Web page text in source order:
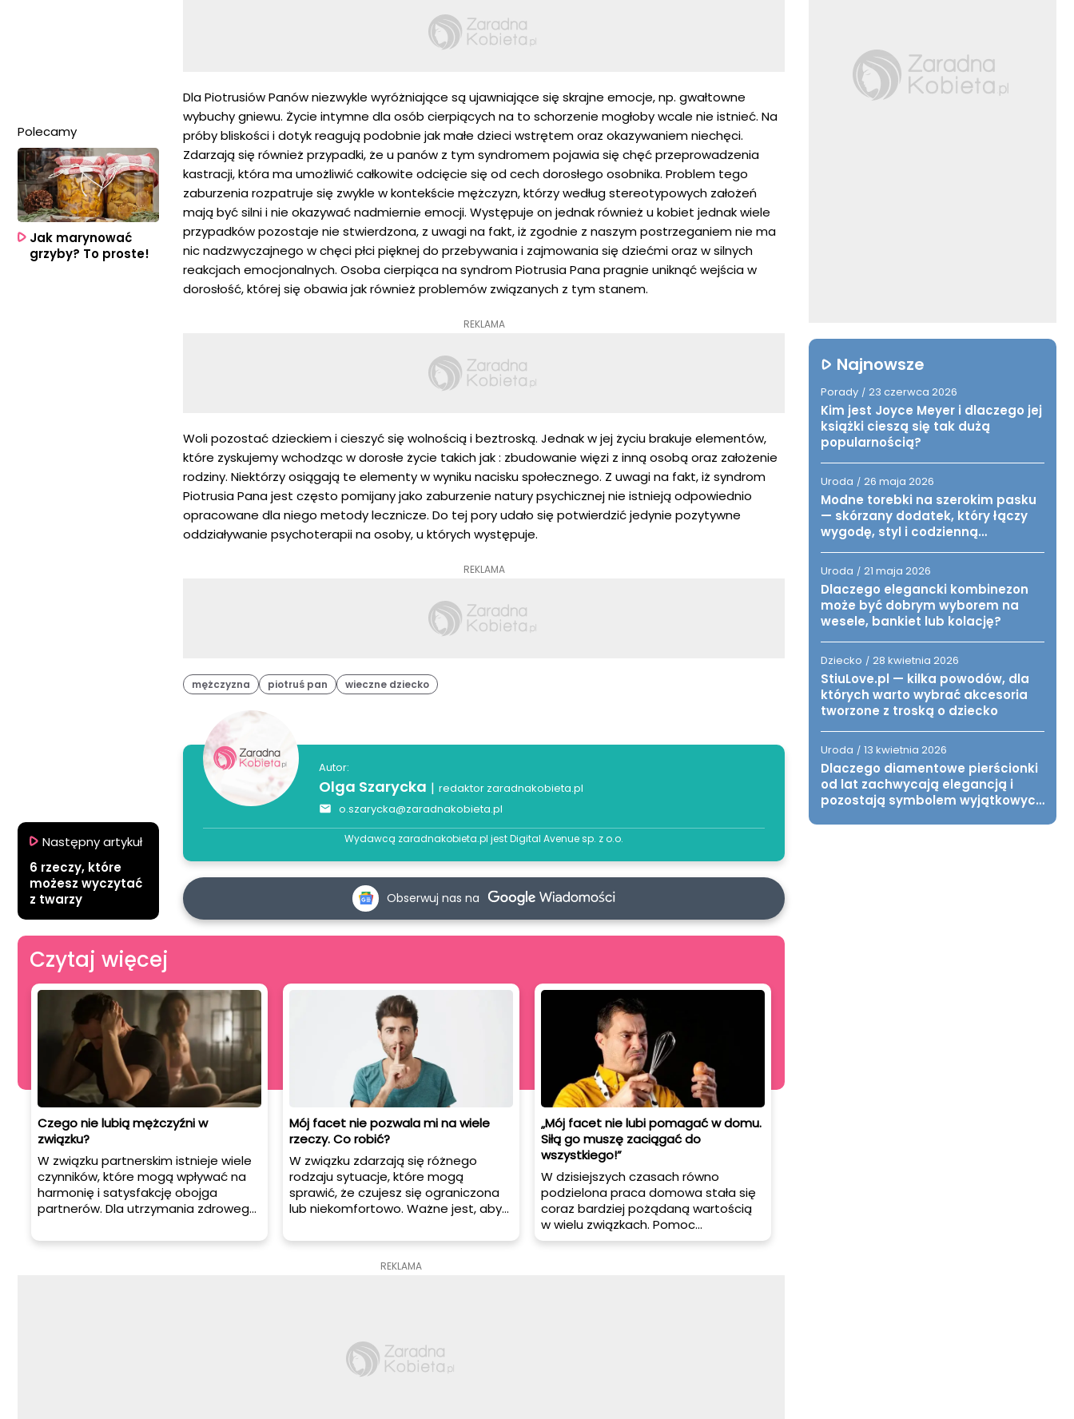
Dla Piotrusiów Panów niezwykle wyróżniające są ujawniające się skrajne emocje, np. gwałtowne
wybuchy gniewu. Życie intymne dla osób cierpiących na to schorzenie mogłoby wcale nie istnieć. Na
próby bliskości i dotyk reagują podobnie jak małe dzieci wstrętem oraz okazywaniem niechęci.
Zdarzają się również przypadki, że u panów z tym syndromem pojawia się chęć przeprowadzenia
kastracji, która ma umożliwić całkowite odcięcie się od cech dorosłego osobnika. Problem tego
zaburzenia rozpatruje się zwykle w kontekście mężczyzn, którzy według stereotypowych założeń
mają być silni i nie okazywać nadmiernie emocji. Występuje on jednak również u kobiet jednak wiele
przypadków pozostaje nie stwierdzona, z uwagi na fakt, iż zgodnie z naszym postrzeganiem nie ma
nic nadzwyczajnego w chęci płci pięknej do przebywania i zajmowania się dziećmi oraz w silnych
reakcjach emocjonalnych. Osoba cierpiąca na syndrom Piotrusia Pana pragnie uniknąć wejścia w
dorosłość, której się obawia jak również problemów związanych z tym stanem.
REKLAMA
Woli pozostać dzieckiem i cieszyć się wolnością i beztroską. Jednak w jej życiu brakuje elementów,
które zyskujemy wchodząc w dorosłe życie takich jak : zbudowanie więzi z inną osobą oraz założenie
rodziny. Niektórzy osiągają te elementy w wyniku nacisku społecznego. Z uwagi na fakt, iż syndrom
Piotrusia Pana jest często pomijany jako zaburzenie natury psychicznej nie istnieją odpowiednio
opracowane dla niego metody lecznicze. Do tej pory udało się potwierdzić jedynie pozytywne
oddziaływanie psychoterapii na osoby, u których występuje.
REKLAMA
mężczyzna piotruś pan wieczne dziecko
Autor:
Olga Szarycka | redaktor zaradnakobieta.pl
o.szarycka@zaradnakobieta.pl
Wydawcą zaradnakobieta.pl jestDigital Avenue sp. z o.o.
Obserwuj nas na
Polecamy
Jak marynować
grzyby? To proste!
Następny artykuł
6 rzeczy, które
możesz wyczytać
z twarzy
Czytaj więcej
Czego nie lubią mężczyźni w
związku?
W związku partnerskim istnieje wiele
czynników, które mogą wpływać na
harmonię i satysfakcję obojga
partnerów. Dla utrzymania zdrowego
zrozumienie i szacunek dla potrzeb i
Mój facet nie pozwala mi na wiele
rzeczy. Co robić?
W związku zdarzają się różnego
rodzaju sytuacje, które mogą
sprawić, że czujesz się ograniczona
lub niekomfortowo. Ważne jest, aby
dobrostanie, niezależnie od tego,
Twój partner nie pozwala Ci na wiele
„Mój facet nie lubi pomagać w domu.
Siłą go muszę zaciągać do
wszystkiego!”
W dzisiejszych czasach równo
podzielona praca domowa stała się
coraz bardziej pożądaną wartością
w wielu związkach. Pomoc
mężczyzny przy obowiązkach
REKLAMA
Najnowsze
Porady / 23 czerwca 2026
Kim jest Joyce Meyer i dlaczego jej
książki cieszą się tak dużą
popularnością?
Uroda / 26 maja 2026
Modne torebki na szerokim pasku
— skórzany dodatek, który łączy
wygodę, styl i codzienną
Uroda / 21 maja 2026
Dlaczego elegancki kombinezon
może być dobrym wyborem na
wesele, bankiet lub kolację?
Dziecko / 28 kwietnia 2026
StiuLove.pl — kilka powodów, dla
których warto wybrać akcesoria
tworzone z troską o dziecko
Uroda / 13 kwietnia 2026
Dlaczego diamentowe pierścionki
od lat zachwycają elegancją i
pozostają symbolem wyjątkowych